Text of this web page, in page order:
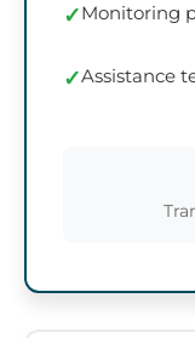
Monitoring
Assistance